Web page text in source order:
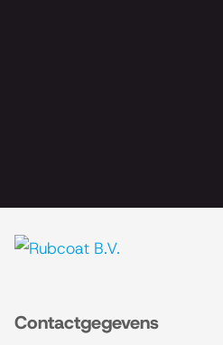
Contactgegevens